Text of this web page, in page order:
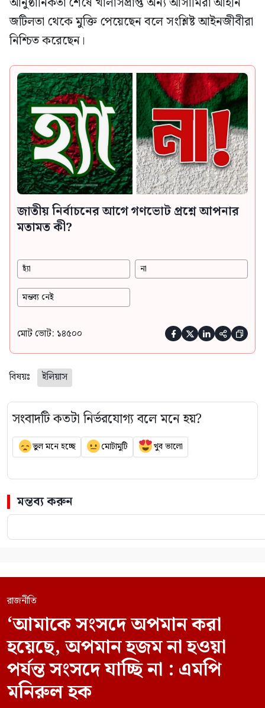
জটিলতা থেকে মুক্তি পেয়েছেন বলে সংশ্লিষ্ট আইনজীবীরা
নিশ্চিত করেছেন।
জাতীয় নির্বাচনের আগে গণভোট প্রশ্নে আপনার
মতামত কী?
হ্যাঁ না
মন্তব্য নেই
মোট ভোট: ১৪৫০০     
বিষয়ঃ ইলিয়াস
সংবাদটি কতটা নির্ভরযোগ্য বলে মনে হয়?
ভুল মনে হচ্ছে মোটামুটি খুব ভালো
মন্তব্য করুন
রাজনীতি
‘আমাকে সংসদে অপমান করা
হয়েছে, অপমান হজম না হওয়া
পর্যন্ত সংসদে যাচ্ছি না : এমপি
মনিরুল হক